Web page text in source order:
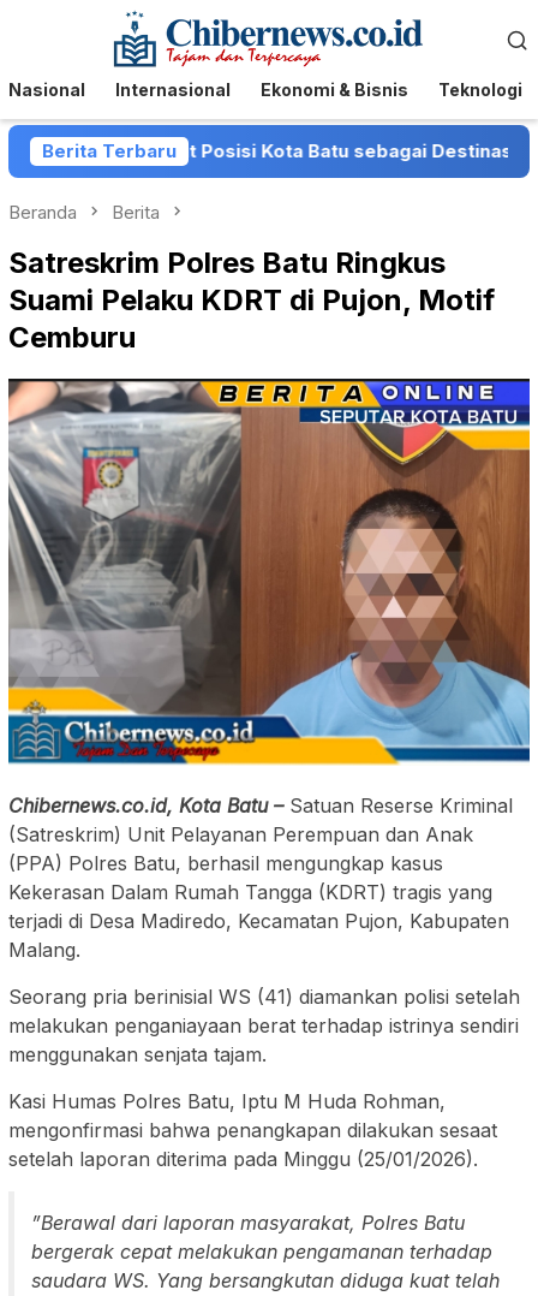
Menu
Mobile
Nasional Internasional Ekonomi & Bisnis Teknologi
Berita Terbaru
Posisi Kota Batu sebagai Destinasi Festival
Beranda Berita
Satreskrim Polres Batu Ringkus
Suami Pelaku KDRT di Pujon, Motif
Cemburu
​Chibernews.co.id, Kota Batu – Satuan Reserse Kriminal
(Satreskrim) Unit Pelayanan Perempuan dan Anak
(PPA) Polres Batu, berhasil mengungkap kasus
Kekerasan Dalam Rumah Tangga (KDRT) tragis yang
terjadi di Desa Madiredo, Kecamatan Pujon, Kabupaten
Malang.
Seorang pria berinisial WS (41) diamankan polisi setelah
melakukan penganiayaan berat terhadap istrinya sendiri
menggunakan senjata tajam.
​Kasi Humas Polres Batu, Iptu M Huda Rohman,
mengonfirmasi bahwa penangkapan dilakukan sesaat
setelah laporan diterima pada Minggu (25/01/2026).
​”Berawal dari laporan masyarakat, Polres Batu
bergerak cepat melakukan pengamanan terhadap
saudara WS. Yang bersangkutan diduga kuat telah